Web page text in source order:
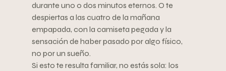
durante uno o dos minutos eternos. O te
despiertas a las cuatro de la mañana
empapada, con la camiseta pegada y la
sensación de haber pasado por algo físico,
no por un sueño.
Si esto te resulta familiar, no estás sola: los